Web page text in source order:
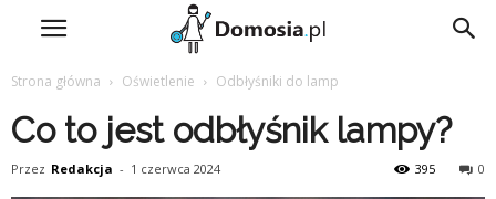
Strona główna Oświetlenie Odbłyśniki do lamp
Co to jest odbłyśnik lampy?
Przez Redakcja - 1 czerwca 2024 0
395